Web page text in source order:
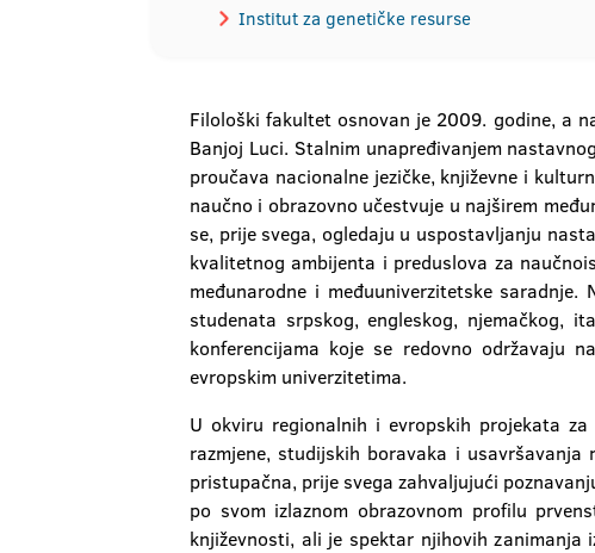
Institut za genetičke resurse
Filološki fakultet osnovan je 2009. godine, a
Banjoj Luci. Stalnim unapređivanjem
proučava nacionalne jezičke, književne i
naučno i obrazovno učestvuje u najširem
se, prije svega, ogledaju u uspostavljanju
kvalitetnog ambijenta i preduslova za
međunarodne i međuuniverzitetske
studenata srpskog, engleskog, njemačkog,
konferencijama koje se redovno održavaju
evropskim univerzitetima.
U okviru regionalnih i evropskih projekata
razmjene, studijskih boravaka i
pristupačna, prije svega zahvaljujući
po svom izlaznom obrazovnom profilu
književnosti, ali je spektar njihovih zanimanja